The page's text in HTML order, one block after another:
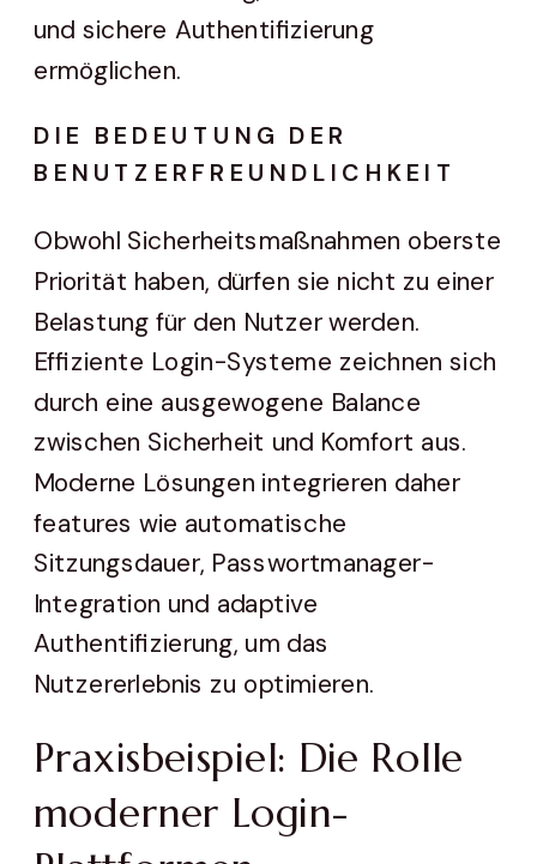
und sichere Authentifizierung
ermöglichen.
DIE BEDEUTUNG DER
BENUTZERFREUNDLICHKEIT
Obwohl Sicherheitsmaßnahmen oberste
Priorität haben, dürfen sie nicht zu einer
Belastung für den Nutzer werden.
Effiziente Login-Systeme zeichnen sich
durch eine ausgewogene Balance
zwischen Sicherheit und Komfort aus.
Moderne Lösungen integrieren daher
features wie automatische
Sitzungsdauer, Passwortmanager-
Integration und adaptive
Authentifizierung, um das
Nutzererlebnis zu optimieren.
Praxisbeispiel: Die Rolle
moderner Login-